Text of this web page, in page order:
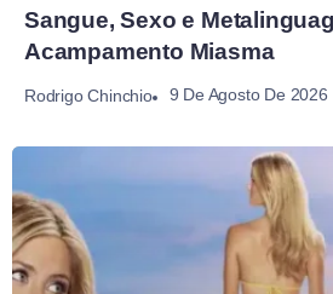
Sangue, Sexo e
Acampamento Miasma
Rodrigo Chinchio 9 De Agosto De 2026